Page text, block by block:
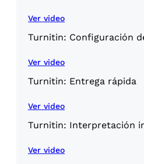
Ver video
Turnitin: Configuración
Ver video
Turnitin: Entrega rápida
Ver video
Turnitin: Interpretación
Ver video